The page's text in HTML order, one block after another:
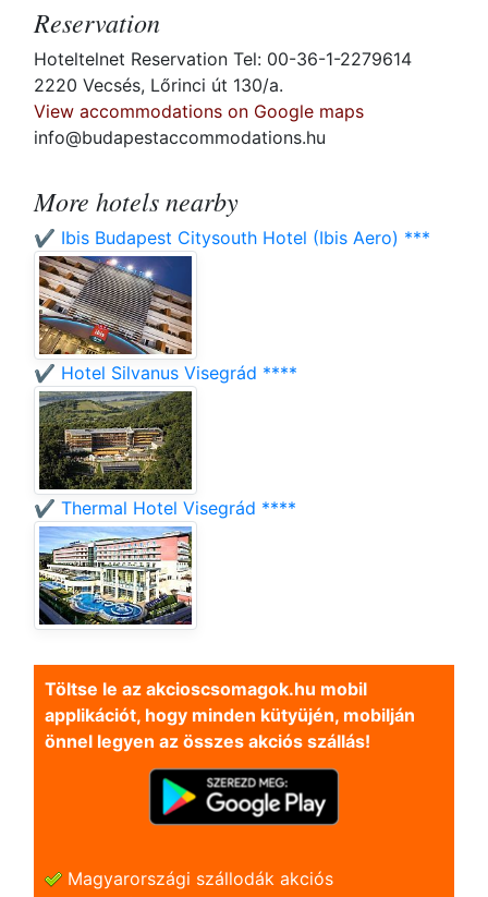
Reservation
Hoteltelnet Reservation Tel: 00-36-1-2279614
2220 Vecsés, Lőrinci út 130/a.
View accommodations on Google maps
info@budapestaccommodations.hu
More hotels nearby
✔️ Ibis Budapest Citysouth Hotel (Ibis Aero) ***
✔️ Hotel Silvanus Visegrád ****
✔️ Thermal Hotel Visegrád ****
Töltse le az akcioscsomagok.hu mobil
applikációt, hogy minden kütyüjén, mobilján
önnel legyen az összes akciós szállás!
Magyarországi szállodák akciós